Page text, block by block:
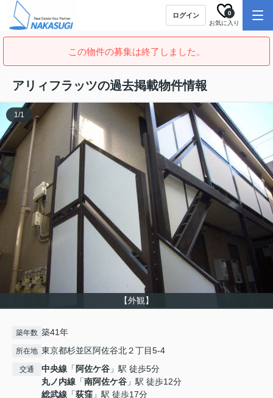
ログイン
お気に入り
0
この物件の募集は終了しました。
アリィフラッツの過去掲載物件情報
【外観】
1/1
築年数 築41年
所在地 東京都杉並区阿佐谷北２丁目5-4
交通 中央線 「 阿佐ケ谷 」駅 徒歩5分
丸ノ内線 「南阿佐ケ谷 」駅 徒歩12分
総武線 「荻窪 」駅 徒歩17分